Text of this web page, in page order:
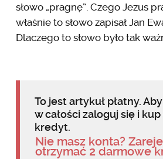
słowo „pragnę”. Czego Jezus
właśnie to słowo zapisał Jan
Dlaczego to słowo było tak
To jest artykuł płatny.
w całości zaloguj się i
kredyt.
Nie masz konta?
otrzymać 2 darmowe